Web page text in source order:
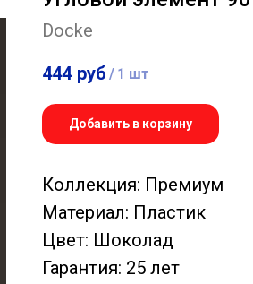
Docke
444 руб / 1 шт
Добавить в корзину
Коллекция: Премиум
Материал: Пластик
Цвет: Шоколад
Гарантия: 25 лет